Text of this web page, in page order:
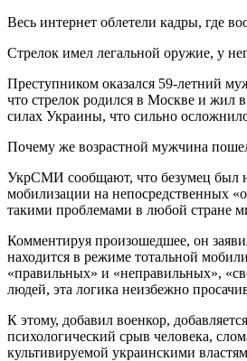
Весь интернет облетели кадры, где
Стрелок имел легальной оружие, у
Преступником оказался 59-летний
что стрелок родился в Москве и жил
силах Украины, что сильно
Почему же возрастной мужчина
УкрСМИ сообщают, что безумец был
мобилизации на непосредственных
такими проблемами в любой стране
Комментируя произошедшее, он
находится в режиме тотальной
«правильных» и «неправильных»,
людей, эта логика неизбежно
К этому, добавил военкор,
психологический срыв человека,
культивируемой украинскими